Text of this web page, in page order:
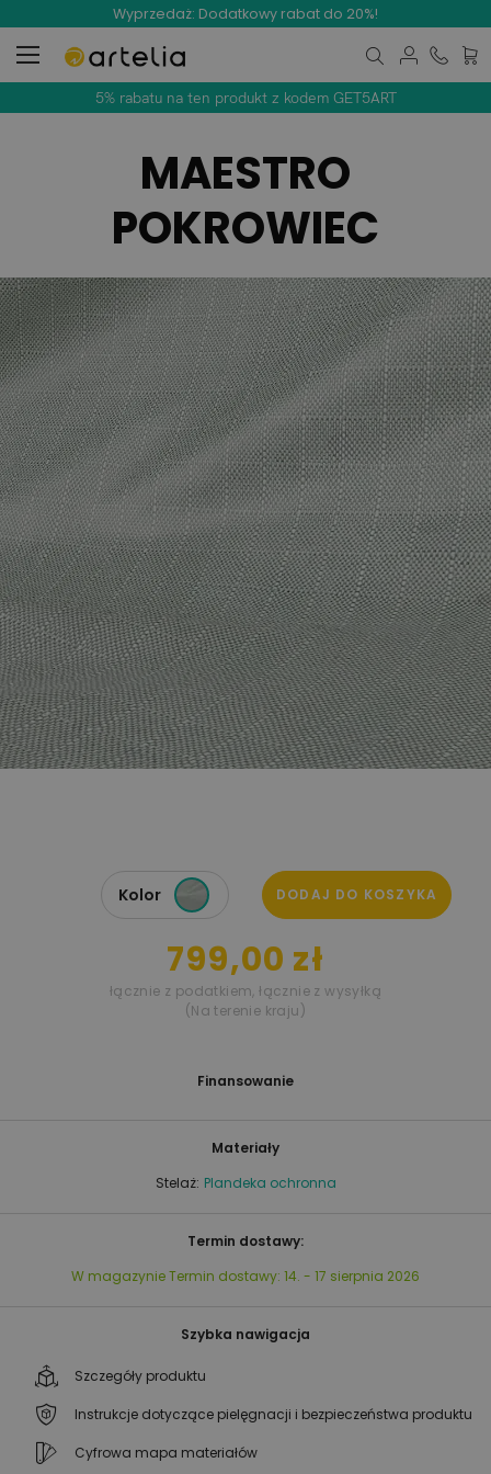
Wyprzedaż: Dodatkowy rabat do 20%!
Mój
5% rabatu na ten produkt z kodem GET5ART
MAESTRO
POKROWIEC
Kolor DODAJ DO KOSZYKA
799,00 zł
łącznie z podatkiem,łącznie z wysyłką
(Na terenie kraju)
Materiały
Stelaż: Plandeka ochronna
Termin dostawy:
W magazynieTermin dostawy: 14. - 17 sierpnia 2026
Szybka nawigacja
Szczegóły produktu
Instrukcje dotyczące pielęgnacji i bezpieczeństwa produktu
Cyfrowa mapa materiałów
Finansowanie